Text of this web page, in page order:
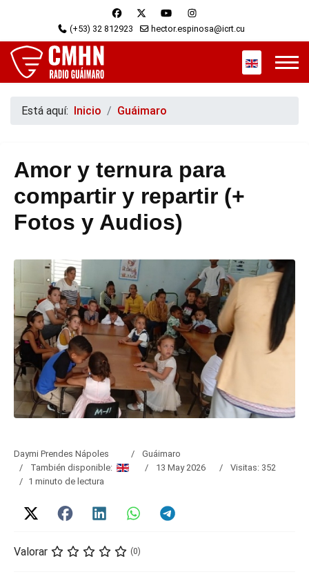
(+53) 32 812923 hector.espinosa@icrt.cu
Seleccione
Está aquí: Inicio Guáimaro
Amor y ternura para
compartir y repartir (+
Fotos y Audios)
Daymi Prendes Nápoles
Guáimaro
También disponible:
13 May 2026
Visitas: 352
1 minuto de lectura
Valorar (0)